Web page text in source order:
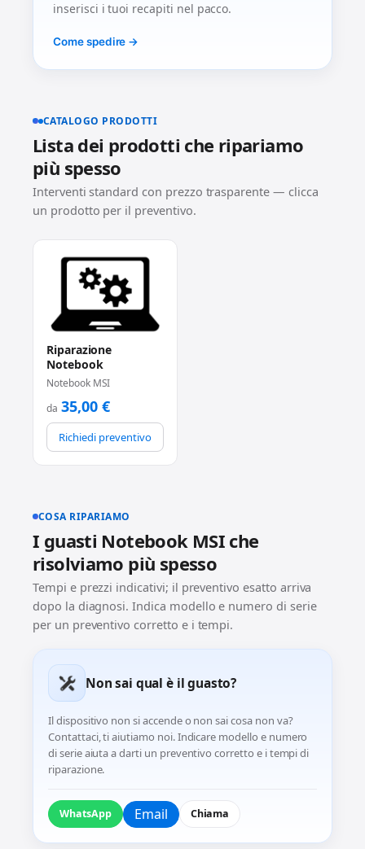
inserisci i tuoi recapiti nel pacco.
Come spedire →
CATALOGO PRODOTTI
Lista dei prodotti che ripariamo
più spesso
Interventi standard con prezzo trasparente — clicca
un prodotto per il preventivo.
Riparazione
Notebook
Notebook MSI
da 35,00 €
Richiedi preventivo
COSA RIPARIAMO
I guasti Notebook MSI che
risolviamo più spesso
Tempi e prezzi indicativi; il preventivo esatto arriva
dopo la diagnosi. Indica modello e numero di serie
per un preventivo corretto e i tempi.
Non sai qual è il guasto?
Il dispositivo non si accende o non sai cosa non va?
Contattaci, ti aiutiamo noi. Indicare modello e numero
di serie aiuta a darti un preventivo corretto e i tempi di
riparazione.
WhatsApp Email Chiama